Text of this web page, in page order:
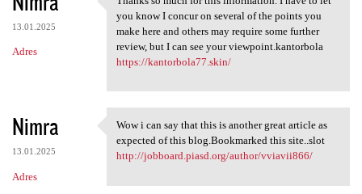
13.01.2025
Adres
Thanks so much for this
you know I concur on several of the points you
make here and others may require some further
review, but I can see your viewpoint.kantorbola
https://kantorbola77.skin/
Nimra
13.01.2025
Adres
Wow i can say that this is
Wow i can say that this is another great article as
expected of this blog.Bookmarked this site..slot
http://jobboard.piasd.org/author/vviavii866/